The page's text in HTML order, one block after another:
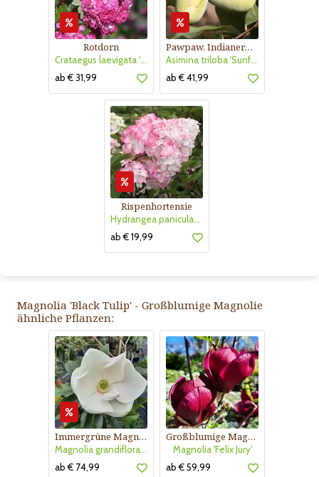
Rotdorn
Crataegus laevigata 'Pauls Scarlet'
ab € 31,99
Pawpaw, Indianerbanane
Asimina triloba 'Sunflower'
ab € 41,99
Rispenhortensie
Hydrangea paniculata 'Vanille Fraise'
ab € 19,99
Magnolia 'Black Tulip' - Großblumige Magnolie
ähnliche Pflanzen:
Immergrüne Magnolie
Magnolia grandiflora 'Little Gem'
ab € 74,99
Großblumige Magnolie
Magnolia 'Felix Jury'
ab € 59,99